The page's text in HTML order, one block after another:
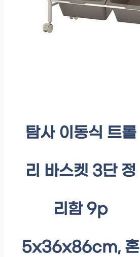
탐사 이동식 트롤
리 바스켓 3단 정
리함 9p
5x36x86cm, 혼